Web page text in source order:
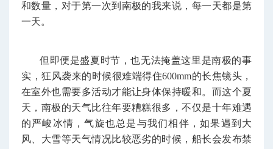
和数量，对于第一次到南极的我来说，每一天都是第
一天。
但即便是盛夏时节，也无法掩盖这里是南极的事
实，狂风袭来的时候很难端得住600mm的长焦镜头，
在室外也需要多活动才能让身体保持暖和。而这个夏
天，南极的天气比往年要糟糕很多，不仅是十年难遇
的严峻冰情，气旋也总是与我们相伴，如果遇到大
风、大雪等天气情况比较恶劣的时候，船长会发布禁